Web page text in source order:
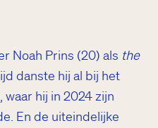
Noah Prins (20) als the
danste hij al bij het
hij in 2024 zijn
En de uiteindelijke